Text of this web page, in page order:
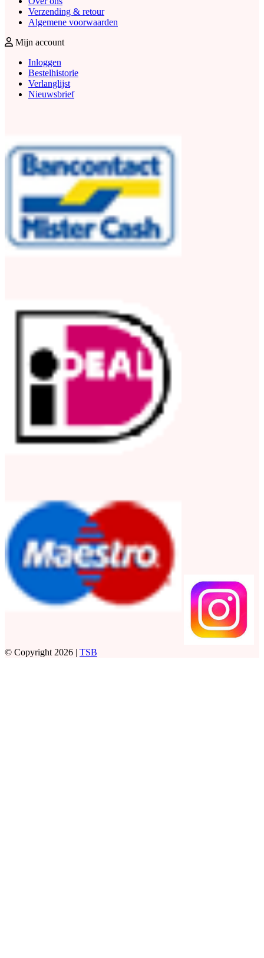
Verzending & retour
Algemene voorwaarden
Mijn account
Inloggen
Bestelhistorie
Verlanglijst
Nieuwsbrief
© Copyright 2026 | TSB